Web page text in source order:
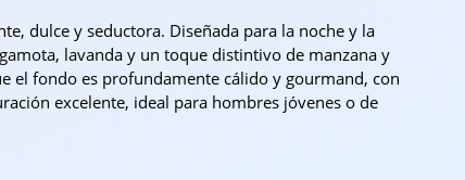
dulce y seductora. Diseñada para la noche y la
lavanda y un toque distintivo de manzana y
el fondo es profundamente cálido y gourmand, con
excelente, ideal para hombres jóvenes o de